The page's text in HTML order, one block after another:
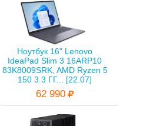
Ноутбук 16" Lenovo
IdeaPad Slim 3 16ARP10
83K8009SRK, AMD Ryzen 5
150 3.3 ГГ... [22.07]
62 990